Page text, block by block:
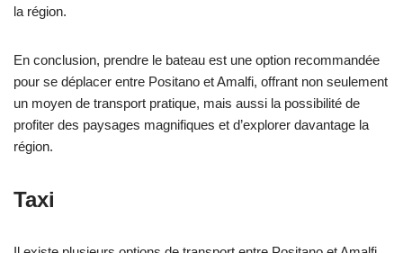
la région.
En conclusion, prendre le bateau est une option recommandée
pour se déplacer entre Positano et Amalfi, offrant non seulement
un moyen de transport pratique, mais aussi la possibilité de
profiter des paysages magnifiques et d’explorer davantage la
région.
Taxi